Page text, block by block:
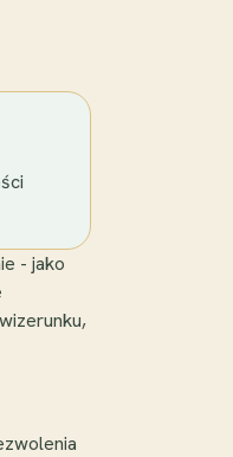
- jako